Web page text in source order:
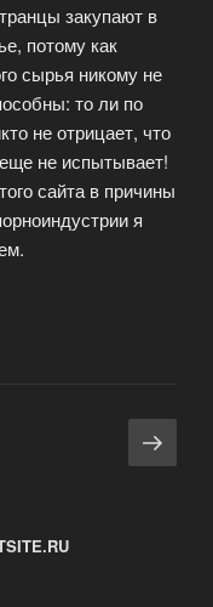
закупают в
потому как
сырья никому не
то ли по
не отрицает, что
не испытывает!
сайта в причины
я